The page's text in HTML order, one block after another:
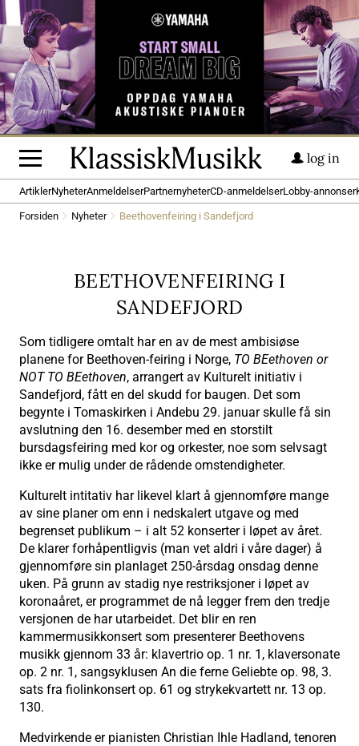
log in
ArtiklerNyheterAnmeldelserPartnernyheterCD-anmeldelserLobby-annonser
Forsiden Nyheter Beethovenfeiring i Sandefjord
BEETHOVENFEIRING I
SANDEFJORD
Som tidligere omtalt har en av de mest ambisiøse
planene for Beethoven-feiring i Norge, TO BEethoven or
NOT TO BEethoven, arrangert av Kulturelt initiativ i
Sandefjord, fått en del skudd for baugen. Det som
begynte i Tomaskirken i Andebu 29. januar skulle få sin
avslutning den 16. desember med en storstilt
bursdagsfeiring med kor og orkester, noe som selvsagt
ikke er mulig under de rådende omstendigheter.
Kulturelt intitativ har likevel klart å gjennomføre mange
av sine planer om enn i nedskalert utgave og med
begrenset publikum – i alt 52 konserter i løpet av året.
De klarer forhåpentligvis (man vet aldri i våre dager) å
gjennomføre sin planlaget 250-årsdag onsdag denne
uken. På grunn av stadig nye restriksjoner i løpet av
koronaåret, er programmet de nå legger frem den tredje
versjonen de har utarbeidet. Det blir en ren
kammermusikkonsert som presenterer Beethovens
musikk gjennom 33 år: klavertrio op. 1 nr. 1, klaversonate
op. 2 nr. 1, sangsyklusen An die ferne Geliebte op. 98, 3.
sats fra fiolinkonsert op. 61 og strykekvartett nr. 13 op.
130.
Medvirkende er pianisten Christian Ihle Hadland, tenoren